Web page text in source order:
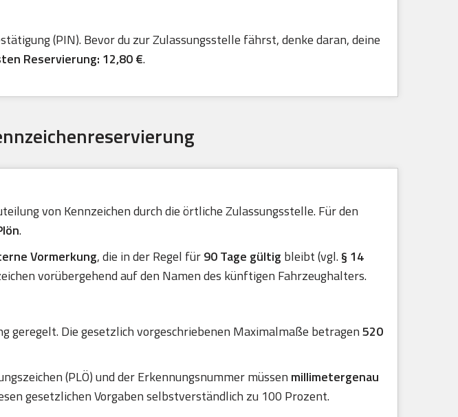
(PIN). Bevor du zur Zulassungsstelle fährst, denke daran, deine
Reservierung: 12,80 €.
von Kennzeichen durch die örtliche Zulassungsstelle. Für den
.
Vormerkung, die in der Regel für90 Tage gültig bleibt (vgl.§ 14
vorübergehend auf den Namen des künftigen Fahrzeughalters.
geregelt. Die gesetzlich vorgeschriebenen Maximalmaße betragen520
(PLÖ) und der Erkennungsnummer müssen millimetergenau
gesetzlichen Vorgaben selbstverständlich zu 100 Prozent.